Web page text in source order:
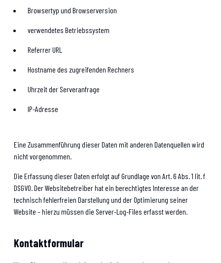
Browsertyp und Browserversion
verwendetes Betriebssystem
Referrer URL
Hostname des zugreifenden Rechners
Uhrzeit der Serveranfrage
IP-Adresse
Eine Zusammenführung dieser Daten mit anderen Datenquellen wird
nicht vorgenommen.
Die Erfassung dieser Daten erfolgt auf Grundlage von Art. 6 Abs. 1 lit. f
DSGVO. Der Websitebetreiber hat ein berechtigtes Interesse an der
technisch fehlerfreien Darstellung und der Optimierung seiner
Website – hierzu müssen die Server-Log-Files erfasst werden.
Kontaktformular